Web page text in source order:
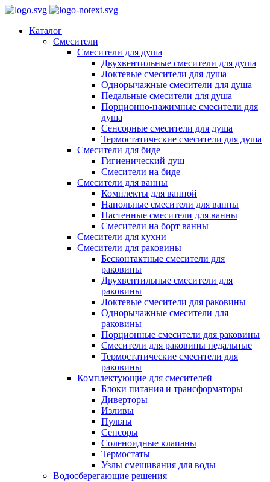
Каталог
Смесители
Смесители для душа
Двухвентильные смесители для душа
Локтевые смесители для душа
Однорычажные смесители для душа
Педальные смесители для душа
Порционно-нажимные смесители для
душа
Сенсорные смесители для душа
Термостатические смесители для душа
Смесители для биде
Гигиенический душ
Смесители на биде
Смесители для ванны
Комплекты для ванной
Напольные смесители для ванны
Настенные смесители для ванны
Смесители на борт ванны
Смесители для кухни
Смесители для раковины
Бесконтактные смесители для
раковины
Двухвентильные смесители для
раковины
Локтевые смесители для раковины
Однорычажные смесители для
раковины
Порционные смесители для раковины
Смесители для раковины педальные
Термостатические смесители для
раковины
Комплектующие для смесителей
Блоки питания и трансформаторы
Диверторы
Изливы
Пульты
Сенсоры
Соленоидные клапаны
Термостаты
Узлы смешивания для воды
Водосберегающие решения